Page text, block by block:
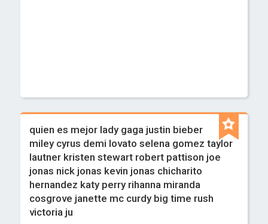
quien es mejor lady gaga justin bieber
miley cyrus demi lovato selena gomez taylor
lautner kristen stewart robert pattison joe
jonas nick jonas kevin jonas chicharito
hernandez katy perry rihanna miranda
cosgrove janette mc curdy big time rush
victoria ju